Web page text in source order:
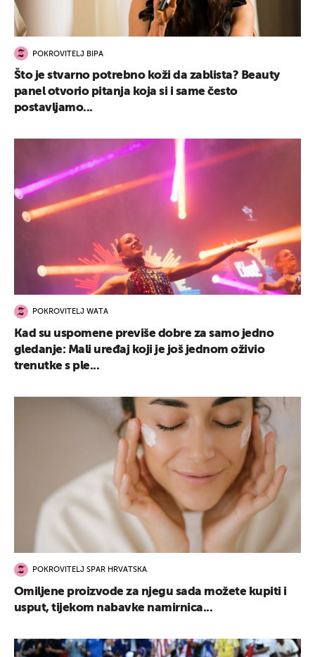
POKROVITELJ BIPA
Što je stvarno potrebno koži da zablista? Beauty
panel otvorio pitanja koja si i same često
postavljamo...
POKROVITELJ WATA
Kad su uspomene previše dobre za samo jedno
gledanje: Mali uređaj koji je još jednom oživio
trenutke s ple...
POKROVITELJ SPAR HRVATSKA
Omiljene proizvode za njegu sada možete kupiti i
usput, tijekom nabavke namirnica...